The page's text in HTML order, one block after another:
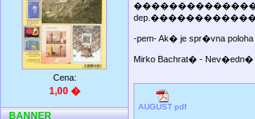
Cena:
1,00 �
BANNER
-pem- Ak� je
Mirko Bachrat� -
AUGUST pdf